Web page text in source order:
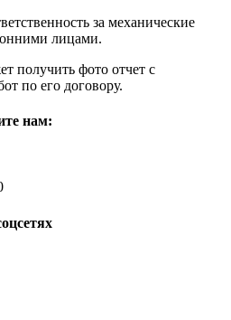
за механические
лицами.
получить фото отчет с
по его договору.
нам: